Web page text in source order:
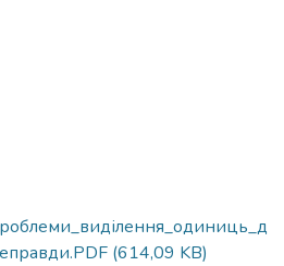
(614,09 KB)